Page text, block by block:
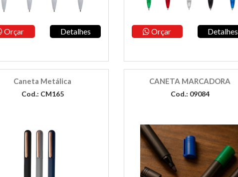
Orçar Detalhes Orçar Detalhes
Caneta Metálica
Cod.: CM165
CANETA MARCADORA
Cod.: 09084